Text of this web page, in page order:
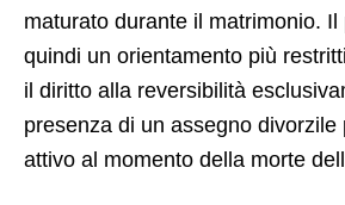
maturato durante il matrimonio.
quindi un orientamento più
il diritto alla reversibilità
presenza di un assegno divorzile
attivo al momento della morte